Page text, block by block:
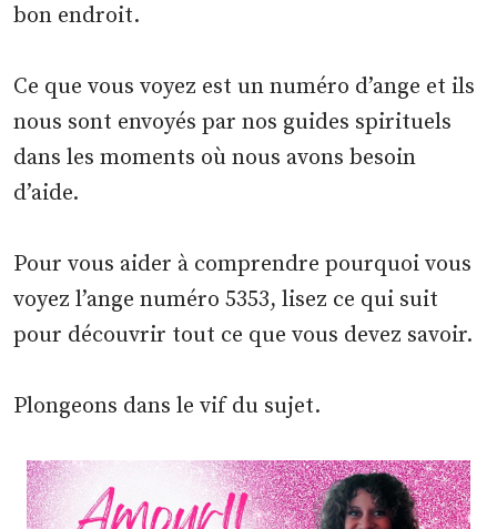
bon endroit.
Ce que vous voyez est un numéro d’ange et ils
nous sont envoyés par nos guides spirituels
dans les moments où nous avons besoin
d’aide.
Pour vous aider à comprendre pourquoi vous
voyez l’ange numéro 5353, lisez ce qui suit
pour découvrir tout ce que vous devez savoir.
Plongeons dans le vif du sujet.